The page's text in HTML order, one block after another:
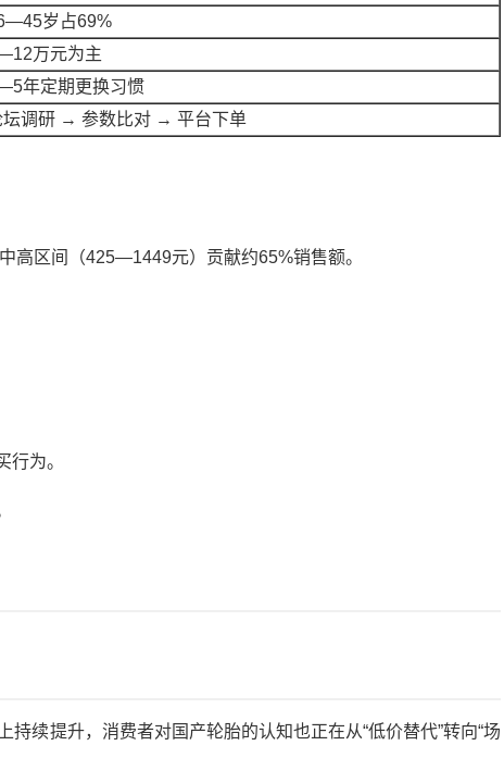
岁占69%
万元为主
年定期更换习惯
坛调研 → 参数比对 → 平台下单
高区间（425—1449元）贡献约65%销售额。
为。
续提升，消费者对国产轮胎的认知也正在从“低价替代”转向“场